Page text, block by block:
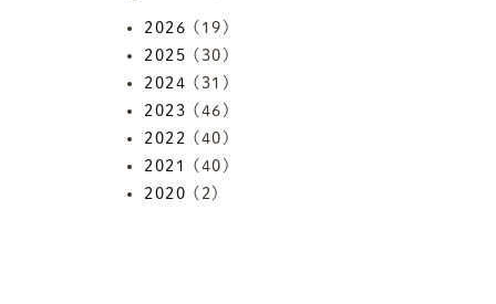
2026 (19)
2025 (30)
2024 (31)
2023 (46)
2022
(40)
2021
(40)
2020 (2)